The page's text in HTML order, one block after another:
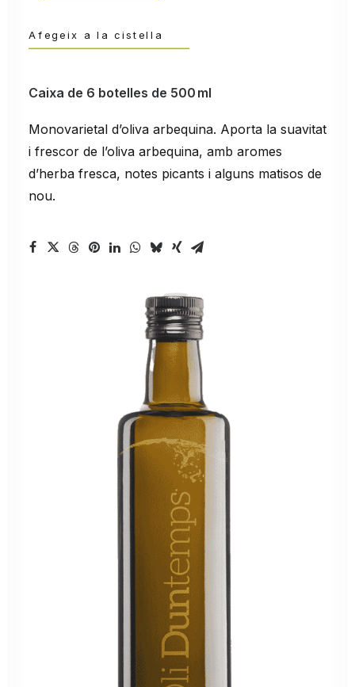
Afegeix a la cistella
Caixa de 6 botelles de 500 ml
Monovarietal d’oliva arbequina. Aporta la suavitat
i frescor de l’oliva arbequina, amb aromes
d’herba fresca, notes picants i alguns matisos de
nou.